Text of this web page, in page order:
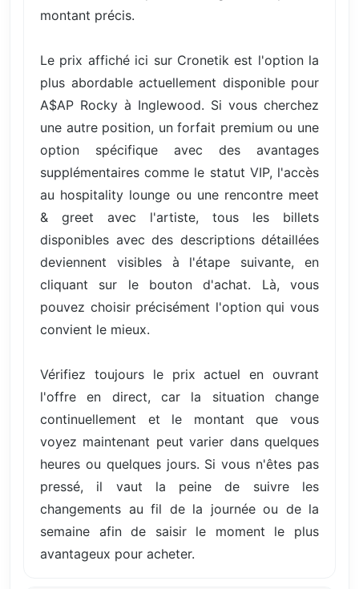
montant précis.
Le prix affiché ici sur Cronetik est l'option la
plus abordable actuellement disponible pour
A$AP Rocky à Inglewood. Si vous cherchez
une autre position, un forfait premium ou une
option spécifique avec des avantages
supplémentaires comme le statut VIP, l'accès
au hospitality lounge ou une rencontre meet
& greet avec l'artiste, tous les billets
disponibles avec des descriptions détaillées
deviennent visibles à l'étape suivante, en
cliquant sur le bouton d'achat. Là, vous
pouvez choisir précisément l'option qui vous
convient le mieux.
Vérifiez toujours le prix actuel en ouvrant
l'offre en direct, car la situation change
continuellement et le montant que vous
voyez maintenant peut varier dans quelques
heures ou quelques jours. Si vous n'êtes pas
pressé, il vaut la peine de suivre les
changements au fil de la journée ou de la
semaine afin de saisir le moment le plus
avantageux pour acheter.